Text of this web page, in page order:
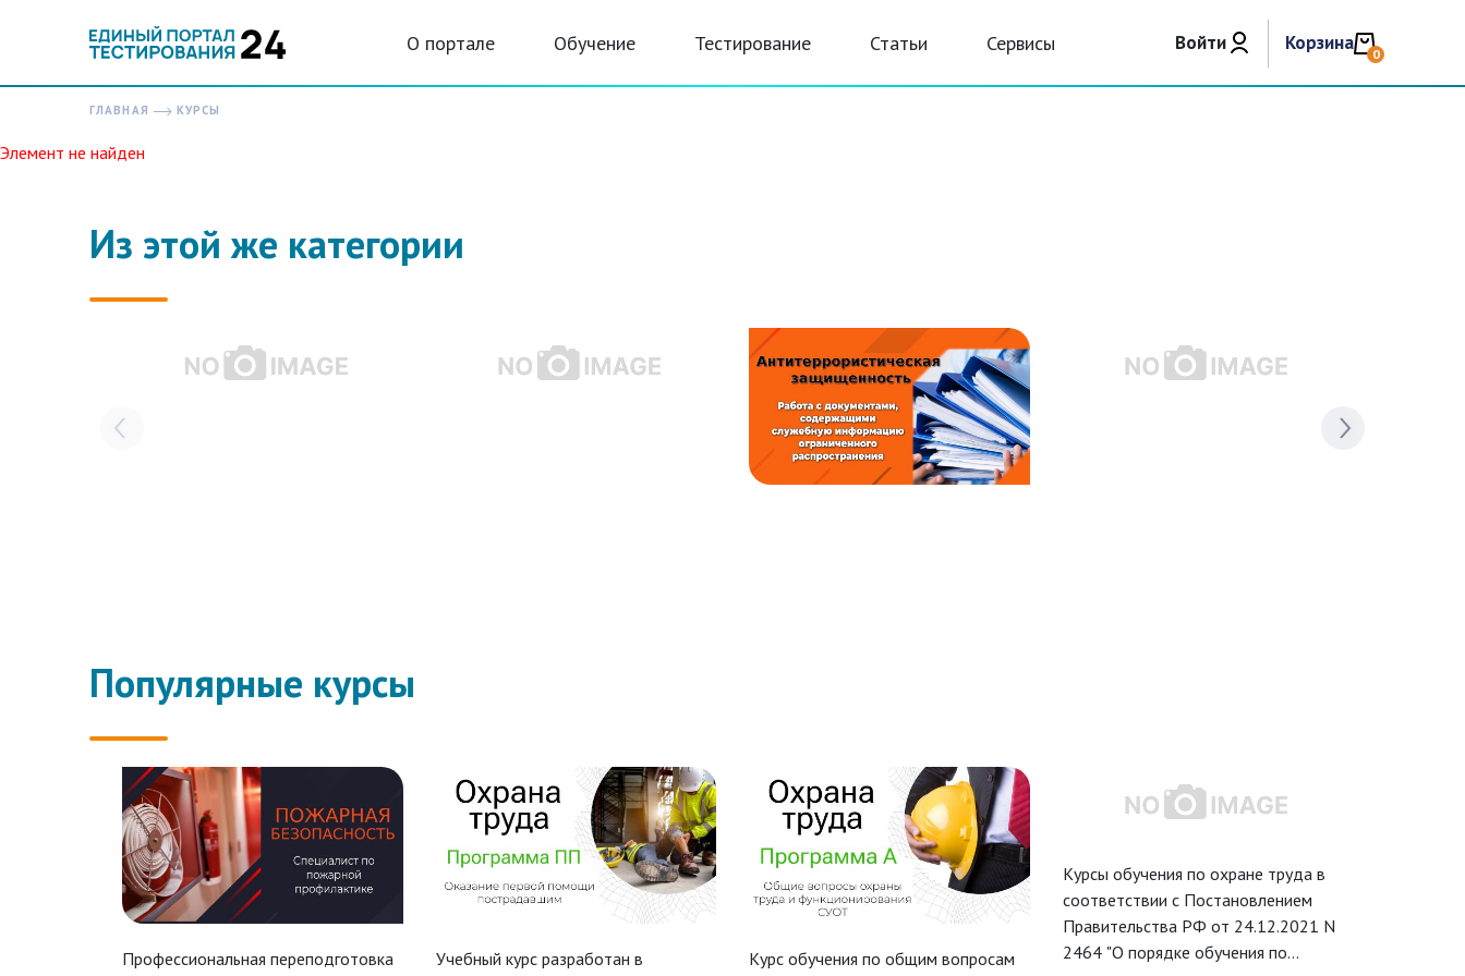
О портале Обучение Тестирование Статьи Сервисы Войти Корзина 0
ГЛАВНАЯ КУРСЫ
Элемент не найден
Из этой же категории
Популярные курсы
Профессиональная переподготовка
Учебный курс разработан в
Курс обучения по общим вопросам
Курсы обучения по охране труда в
соответствии с Постановлением
Правительства РФ от 24.12.2021 N
2464 "О порядке обучения по